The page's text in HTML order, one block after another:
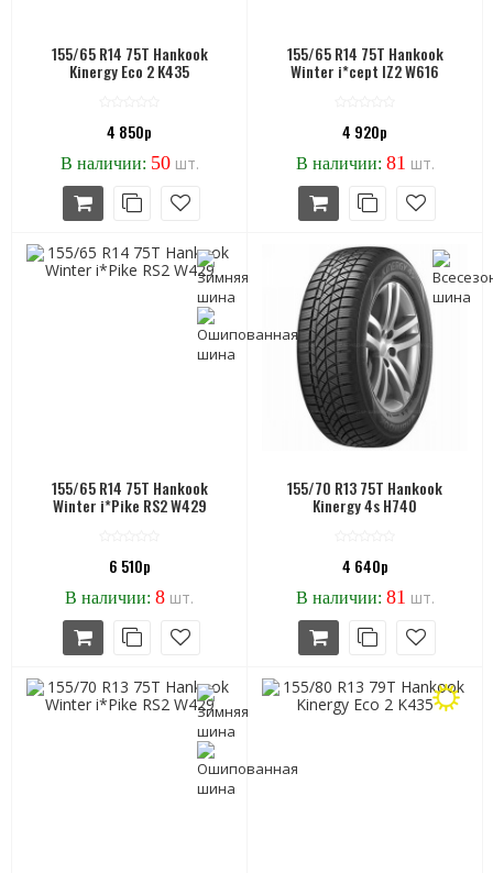
155/65 R14 75T Hankook
Kinergy Eco 2 K435
4 850р
В наличии: 50шт.
155/65 R14 75T Hankook
Winter i*cept IZ2 W616
4 920р
В наличии: 81 шт.
155/65 R14 75T Hankook
Winter i*Pike RS2 W429
6 510р
В наличии: 8 шт.
155/70 R13 75T Hankook
Kinergy 4s H740
4 640р
В наличии: 81 шт.